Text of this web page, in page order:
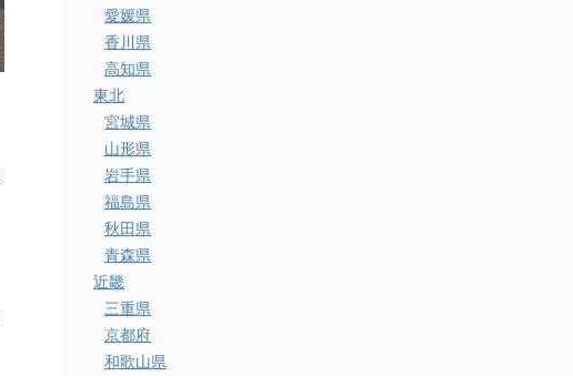
愛媛県
香川県
高知県
東北
宮城県
山形県
岩手県
福島県
秋田県
青森県
近畿
三重県
京都府
和歌山県